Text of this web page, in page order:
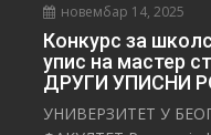
новембар 14, 2025
Конкурс за
упис на мастер
ДРУГИ УПИСНИ
УНИВЕРЗИТЕТ У